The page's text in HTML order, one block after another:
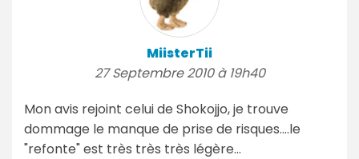
MiisterTii
27 Septembre 2010 à 19h40
Mon avis rejoint celui de Shokojjo, je trouve
dommage le manque de prise de risques....le
"refonte" est très très très légère...